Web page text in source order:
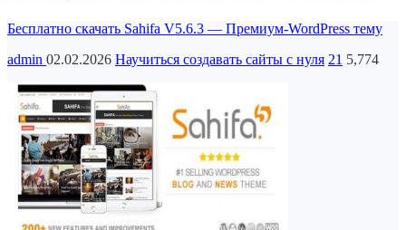
Бесплатно скачать Sahifa V5.6.3 — Премиум-WordPress тему
admin 02.02.2026 Научиться создавать сайты с нуля 21 5,774